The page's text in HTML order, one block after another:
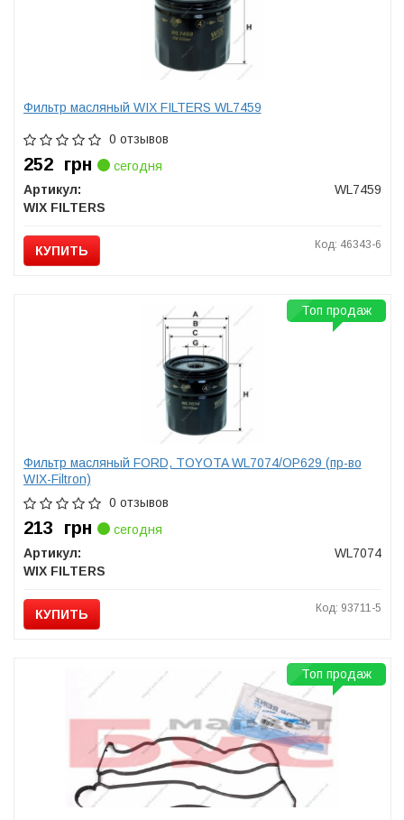
Фильтр масляный WIX FILTERS WL7459
0 отзывов
252 грн
сегодня
Артикул:
WL7459
WIX FILTERS
КУПИТЬ Код: 46343-6
Фильтр масляный FORD, TOYOTA WL7074/OP629 (пр-во
WIX-Filtron)
0 отзывов
213 грн
сегодня
Артикул:
WL7074
WIX FILTERS
КУПИТЬ Код: 93711-5
Топ продаж
Топ продаж